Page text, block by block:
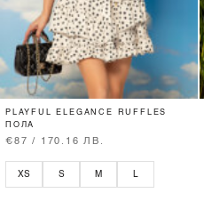
PLAYFUL ELEGANCE RUFFLES
ПОЛА
€87 / 170.16 ЛВ.
XS S M